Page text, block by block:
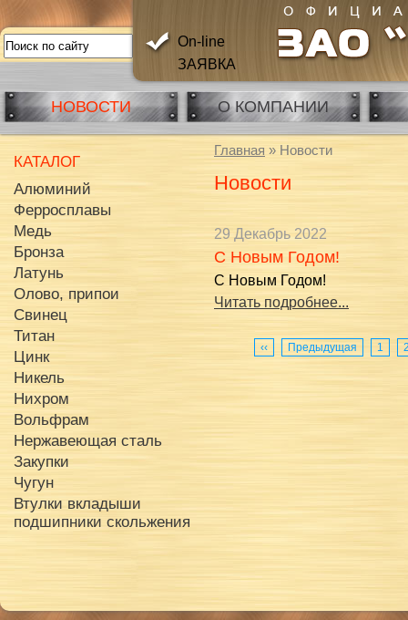
On-line
ЗАЯВКА
НОВОСТИ О КОМПАНИИ
Главная » Новости
Новости
29 Декабрь 2022
С Новым Годом!
С Новым Годом!
Читать подробнее...
‹‹ Предыдущая 1
КАТАЛОГ
Алюминий
Ферросплавы
Медь
Бронза
Латунь
Олово, припои
Свинец
Титан
Цинк
Никель
Нихром
Вольфрам
Нержавеющая сталь
Закупки
Чугун
Втулки вкладыши
подшипники скольжения